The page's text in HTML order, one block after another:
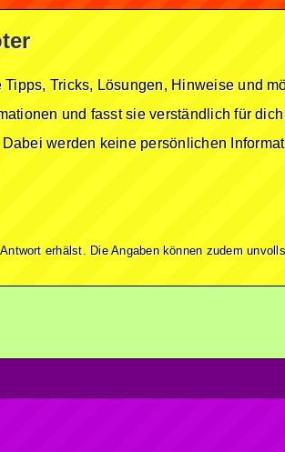
Tricks, Lösungen, Hinweise und
und fasst sie verständlich für
werden keine persönlichen
erhälst. Die Angaben können zudem